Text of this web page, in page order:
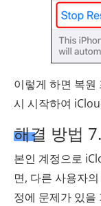
이렇게 하면 복원
시 시작하여
해결 방법
본인 계정으로
면, 다른 사용자
정에 문제가 있